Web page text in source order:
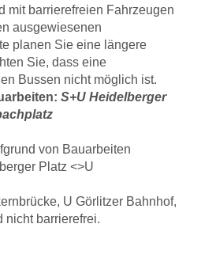
mit barrierefreien Fahrzeugen
ausgewiesenen
planen Sie eine längere
Sie, dass eine
Bussen nicht möglich ist.
S+U Heidelberger
von Bauarbeiten
Platz <>U
U Görlitzer Bahnhof,
nicht barrierefrei.